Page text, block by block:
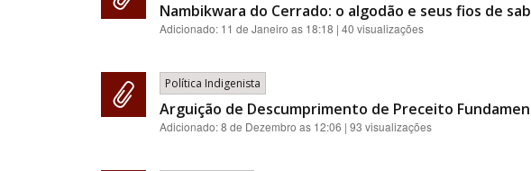
Nambikwara do Cerrado: o algodão e seus fios de
Adicionado: 11 de Janeiro as 18:18 | 40 visualizações
Política Indigenista
Arguição de Descumprimento de Preceito
Adicionado:8 de Dezembro as 12:06 | 93 visualizações